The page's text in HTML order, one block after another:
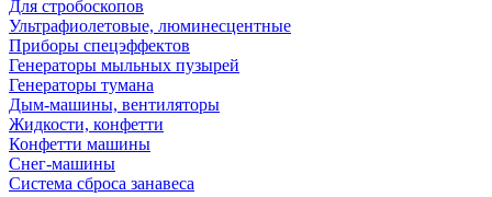
Для стробоскопов
Ультрафиолетовые, люминесцентные
Приборы спецэффектов
Генераторы мыльных пузырей
Генераторы тумана
Дым-машины, вентиляторы
Жидкости, конфетти
Конфетти машины
Снег-машины
Система сброса занавеса